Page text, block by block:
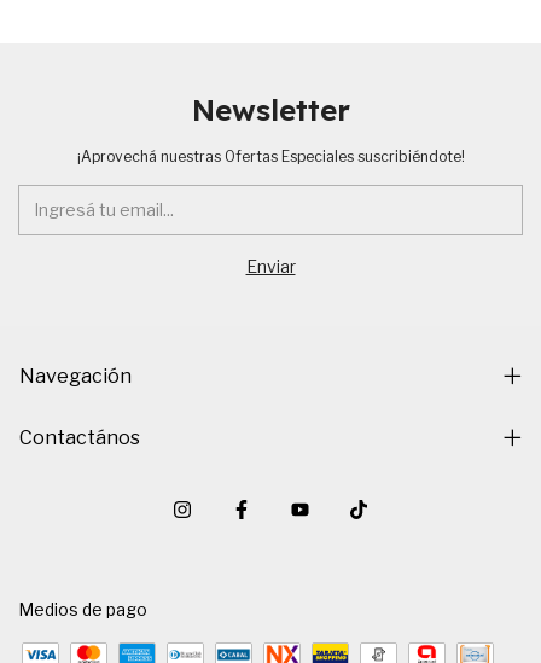
Newsletter
¡Aprovechá nuestras Ofertas Especiales suscribiéndote!
Navegación
Contactános
Medios de pago